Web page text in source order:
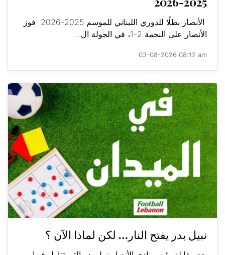
الأنصار بطلًا للدوري اللبناني للموسم 2025-2026 فوز
الأنصار على النجمة 2-1، في الجولة ال...
03-08-2026 08:12 am
نبيل بدر يفتح النار… لكن لماذا الآن ؟